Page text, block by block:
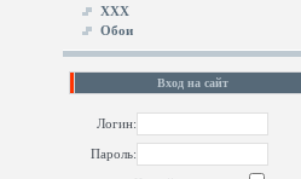
XXX
Обои
Вход на сайт
Логин:
Пароль: